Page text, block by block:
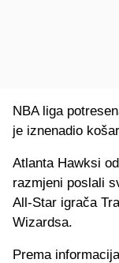
NBA liga
je iznenadio
Atlanta Hawksi
razmjeni poslali
All-Star igrača
Wizardsa.
Prema